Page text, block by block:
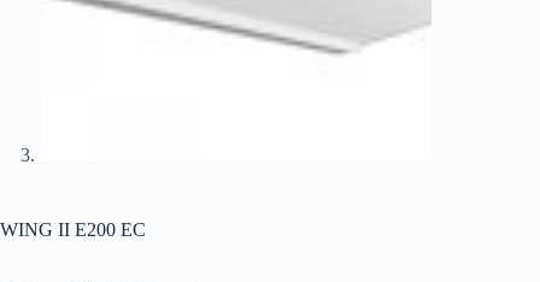
WING II E200 EC